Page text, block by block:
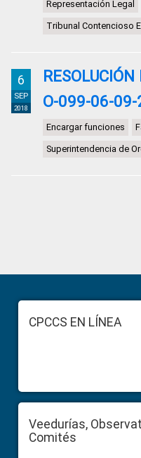
Representación Legal
Tribunal Contencioso
6
SEP
2018
O-099-06-
Encargar funciones
Superintendencia de
Sidebar
FooterCPCCS EN LÍNEA
Veedurías,
Comités